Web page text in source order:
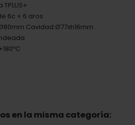
TPLUS+
6c + 6 aros
Cavidad:Ø77xh16mm
en la misma categoría: